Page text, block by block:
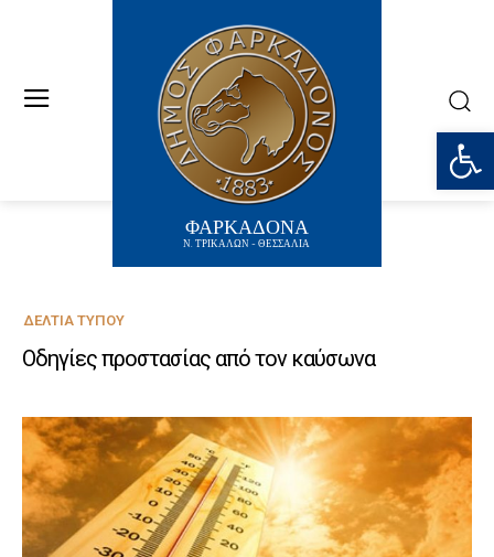
ΦΑΡΚΑΔΟΝΑ
Ν. ΤΡΙΚΑΛΩΝ - ΘΕΣΣΑΛΙΑ
ΔΕΛΤΊΑ ΤΎΠΟΥ
Οδηγίες προστασίας από τον καύσωνα